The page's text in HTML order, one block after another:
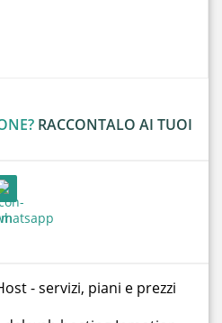
RACCONTALO AI TUOI
- servizi, piani e prezzi